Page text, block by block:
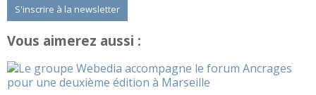
S'inscrire à la newsletter
Vous aimerez aussi :